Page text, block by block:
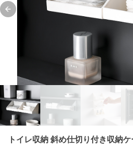
Previous slide
トイレ収納 斜め仕切り付き収納ケ